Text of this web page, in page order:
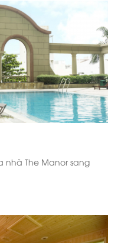
nhà The Manor sang